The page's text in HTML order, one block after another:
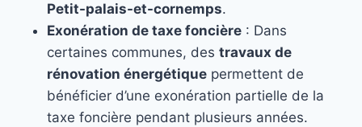
Petit-palais-et-cornemps.
Exonération de taxe foncière : Dans
certaines communes, des travaux de
rénovation énergétique permettent de
bénéficier d’une exonération partielle de la
taxe foncière pendant plusieurs années.